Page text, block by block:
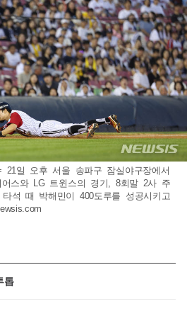
21일 오후 서울 송파구 잠실야구장에서
스와 LG 트윈스의 경기, 8회말 2사 주
석 때 박해민이 400도루를 성공시키고
톱